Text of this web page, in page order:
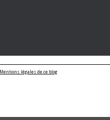
Mentions légales de ce blog